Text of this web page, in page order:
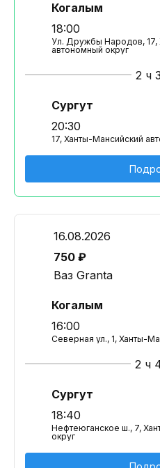
Когалым
18:00
Ул. Дружбы Народов, 17,
автономный округ
2 ч
Сургут
20:30
17, Ханты-Мансийский
16.08.2026
750 ₽
Ваз Granta
Когалым
16:00
Северная ул., 1, Ханты-
2 ч
Сургут
18:40
Нефтеюганское ш., 7,
округ